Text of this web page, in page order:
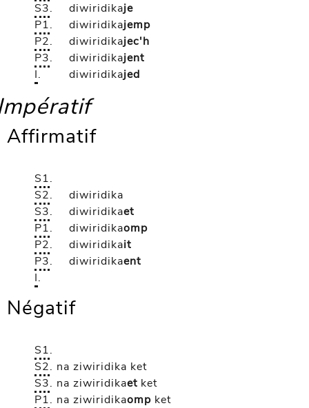
S3. diwiridikaje
P1. diwiridikajemp
P2. diwiridikajec'h
P3. diwiridikajent
I. diwiridikajed
Affirmatif
S1.
S2.
diwiridika
S3. diwiridikaet
P1. diwiridikaomp
P2. diwiridikait
P3. diwiridikaent
I.
Négatif
S1.
S2. na ziwiridika ket
S3. na ziwiridikaet ket
P1. na ziwiridikaomp ket